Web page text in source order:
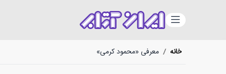
دسته‌بندی
خانه / معرفی «محمود کرمی»